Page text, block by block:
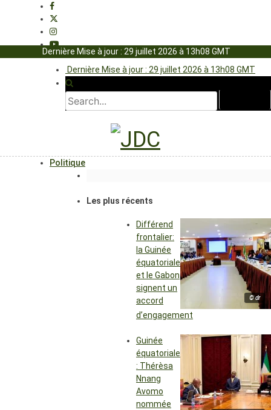
Dernière Mise à jour : 29 juillet 2026 à 13h08 GMT
Dernière Mise à jour : 29 juillet 2026 à 13h08 GMT
Politique
Les plus récents
© dr
Différend
frontalier:
la Guinée
équatoriale
et le Gabon
signent un
accord
d’engagement
Guinée
équatoriale
: Thérèsa
Nnang
Avomo
nommée